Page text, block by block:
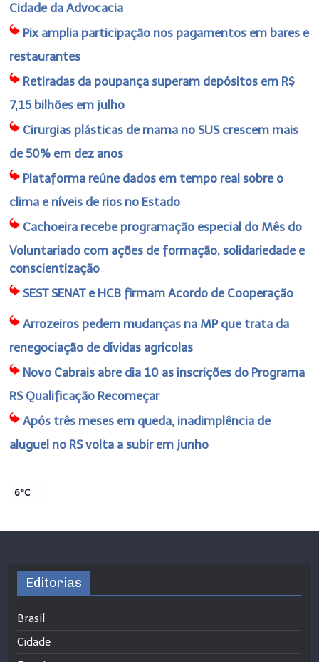
Cidade da Advocacia
Pix amplia participação nos pagamentos em bares e
restaurantes
Retiradas da poupança superam depósitos em R$
7,15 bilhões em julho
Cirurgias plásticas de mama no SUS crescem mais
de 50% em dez anos
Plataforma reúne dados em tempo real sobre o
clima e níveis de rios no Estado
Cachoeira recebe programação especial do Mês do
Voluntariado com ações de formação, solidariedade e
conscientização
SEST SENAT e HCB firmam Acordo de Cooperação
Arrozeiros pedem mudanças na MP que trata da
renegociação de dívidas agrícolas
Novo Cabrais abre dia 10 as inscrições do Programa
RS Qualificação Recomeçar
Após três meses em queda, inadimplência de
aluguel no RS volta a subir em junho
6°C
Editorias
Brasil
Cidade